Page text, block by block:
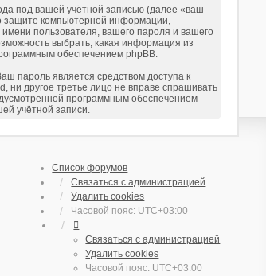
под вашей учётной записью (далее «ваш
защите компьютерной информации,
пользователя, вашего пароля и вашего
выбрать, какая информация из
обеспечением phpBB.
пароль является средством доступа к
ни другое третье лицо не вправе спрашивать
программным обеспечением
учётной записи.
Список форумов
Связаться с администрацией
Удалить cookies
Часовой пояс: UTC+03:00
Связаться с администрацией
Удалить cookies
Часовой пояс: UTC+03:00